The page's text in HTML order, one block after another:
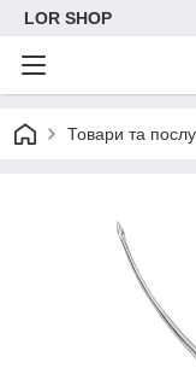
LOR SHOP
Товари та